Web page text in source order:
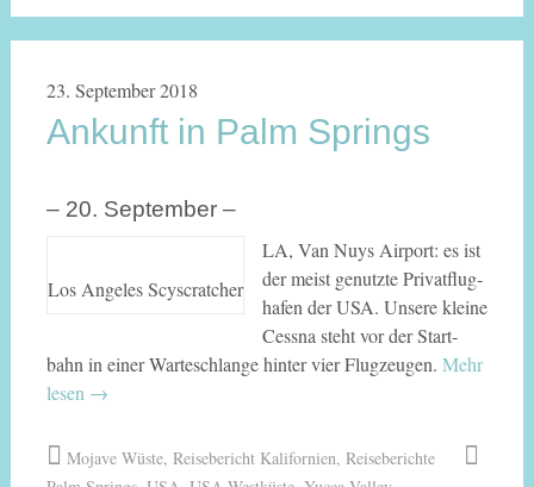
23. September 2018
Ankunft in Palm Springs
– 20. September –
Los Angeles Scyscratcher
LA, Van Nuys Airport: es ist
der meist genutzte Privat­flug­
hafen der USA. Unsere kleine
Cessna steht vor der Start­
bahn in einer Warte­schlange hinter vier Flugzeugen. Mehr
lesen →
Mojave Wüste, Reisebericht Kalifornien, Reiseberichte